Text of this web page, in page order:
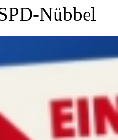
Nübbel